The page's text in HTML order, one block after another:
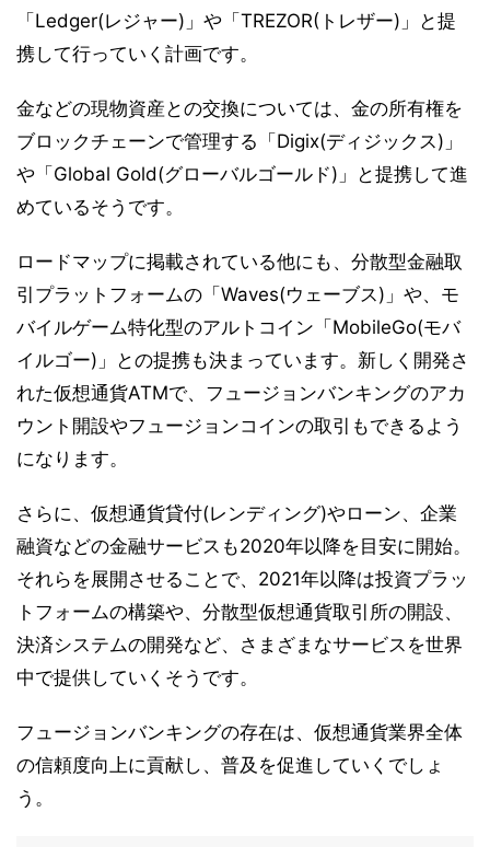
「Ledger(レジャー)」や「TREZOR(トレザー)」と提
携して行っていく計画です。
金などの現物資産との交換については、金の所有権を
ブロックチェーンで管理する「Digix(ディジックス)」
や「Global Gold(グローバルゴールド)」と提携して進
めているそうです。
ロードマップに掲載されている他にも、分散型金融取
引プラットフォームの「Waves(ウェーブス)」や、モ
バイルゲーム特化型のアルトコイン「MobileGo(モバ
イルゴー)」との提携も決まっています。新しく開発さ
れた仮想通貨ATMで、フュージョンバンキングのアカ
ウント開設やフュージョンコインの取引もできるよう
になります。
さらに、仮想通貨貸付(レンディング)やローン、企業
融資などの金融サービスも2020年以降を目安に開始。
それらを展開させることで、2021年以降は投資プラッ
トフォームの構築や、分散型仮想通貨取引所の開設、
決済システムの開発など、さまざまなサービスを世界
中で提供していくそうです。
フュージョンバンキングの存在は、仮想通貨業界全体
の信頼度向上に貢献し、普及を促進していくでしょ
う。